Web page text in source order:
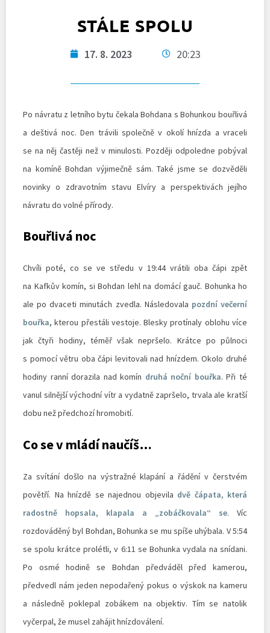
STÁLE SPOLU
17. 8. 2023 20:23
Po návratu z letního bytu čekala Bohdana s Bohunkou bouřlivá
a deštivá noc. Den trávili společně v okolí hnízda a vraceli
se na něj častěji než v minulosti. Později odpoledne pobýval
na komíně Bohdan výjimečně sám. Také jsme se dozvěděli
novinky o zdravotním stavu Elvíry a perspektivách jejího
návratu do volné přírody.
Bouřlivá noc
Chvíli poté, co se ve středu v 19:44 vrátili oba čápi zpět
na Kafkův komín, si Bohdan lehl na domácí gauč. Bohunka ho
ale po dvaceti minutách zvedla. Následovala pozdní večerní
bouřka, kterou přestáli vestoje. Blesky protínaly oblohu více
jak čtyři hodiny, téměř však nepršelo. Krátce po půlnoci
s pomocí větru oba čápi levitovali nad hnízdem. Okolo druhé
hodiny ranní dorazila nad komín druhá noční bouřka. Při té
vanul silnější východní vítr a vydatně zapršelo, trvala ale kratší
dobu než předchozí hromobití.
Co se v mládí naučíš…
Za svítání došlo na výstražné klapání a řádění v čerstvém
povětří. Na hnízdě se najednou objevila dvě čápata, která
radostně hopsala, klapala a „zobáčkovala“ se. Víc
rozdováděný byl Bohdan, Bohunka se mu spíše uhýbala. V 5:54
se spolu krátce prolétli, v 6:11 se Bohunka vydala na snídani.
Po osmé hodině se Bohdan předváděl před kamerou,
předvedl nám jeden nepodařený pokus o výskok na kameru
a následně poklepal zobákem na objektiv. Tím se natolik
vyčerpal, že musel zahájit hnízdoválení.